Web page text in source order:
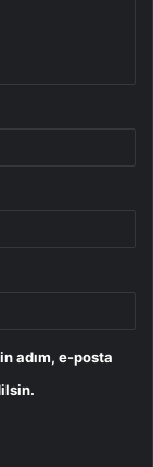
adım, e-posta